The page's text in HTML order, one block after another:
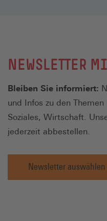
NEWSLETTER
Bleiben Sie informiert:
und Infos zu den
Soziales, Wirtschaft.
jederzeit abbestellen.
Newsletter auswählen